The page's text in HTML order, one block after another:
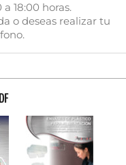
18:00 horas.
o deseas realizar tu